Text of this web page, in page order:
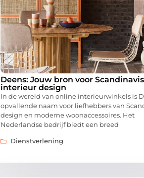
Deens: Jouw bron voor
interieur design
In de wereld van online interieurwinkels is
opvallende naam voor liefhebbers van
design en moderne woonaccessoires. Het
Nederlandse bedrijf biedt een breed
Dienstverlening